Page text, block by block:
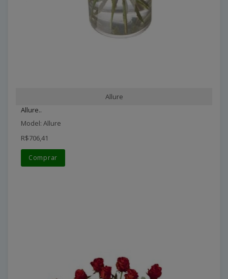
Allure
Allure..
Model: Allure
R$706,41
Comprar